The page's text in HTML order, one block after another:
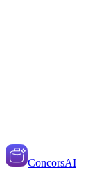
ConcorsAI